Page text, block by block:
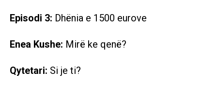
Episodi 3: Dhënia e 1500 eurove
Enea Kushe: Mirë ke qenë?
Qytetari: Si je ti?